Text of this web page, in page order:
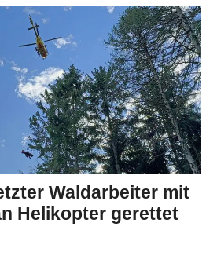
Waldarbeiter mit
Helikopter gerettet